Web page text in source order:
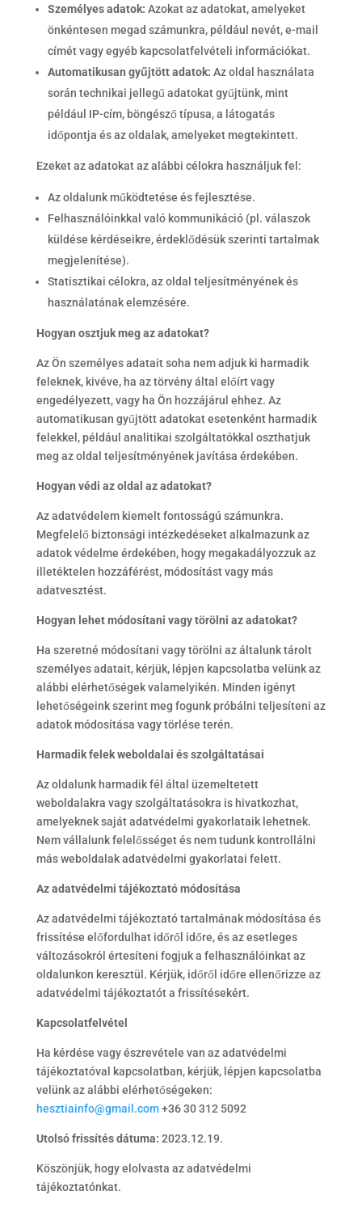
Személyes adatok: Azokat az adatokat, amelyeket
önkéntesen megad számunkra, például nevét, e-mail
címét vagy egyéb kapcsolatfelvételi információkat.
Automatikusan gyűjtött adatok: Az oldal használata
során technikai jellegű adatokat gyűjtünk, mint
például IP-cím, böngésző típusa, a látogatás
időpontja és az oldalak, amelyeket megtekintett.
Ezeket az adatokat az alábbi célokra használjuk fel:
Az oldalunk működtetése és fejlesztése.
Felhasználóinkkal való kommunikáció (pl. válaszok
küldése kérdéseikre, érdeklődésük szerinti tartalmak
megjelenítése).
Statisztikai célokra, az oldal teljesítményének és
használatának elemzésére.
Hogyan osztjuk meg az adatokat?
Az Ön személyes adatait soha nem adjuk ki harmadik
feleknek, kivéve, ha az törvény által előírt vagy
engedélyezett, vagy ha Ön hozzájárul ehhez. Az
automatikusan gyűjtött adatokat esetenként harmadik
felekkel, például analitikai szolgáltatókkal oszthatjuk
meg az oldal teljesítményének javítása érdekében.
Hogyan védi az oldal az adatokat?
Az adatvédelem kiemelt fontosságú számunkra.
Megfelelő biztonsági intézkedéseket alkalmazunk az
adatok védelme érdekében, hogy megakadályozzuk az
illetéktelen hozzáférést, módosítást vagy más
adatvesztést.
Hogyan lehet módosítani vagy törölni az adatokat?
Ha szeretné módosítani vagy törölni az általunk tárolt
személyes adatait, kérjük, lépjen kapcsolatba velünk az
alábbi elérhetőségek valamelyikén. Minden igényt
lehetőségeink szerint meg fogunk próbálni teljesíteni az
adatok módosítása vagy törlése terén.
Harmadik felek weboldalai és szolgáltatásai
Az oldalunk harmadik fél által üzemeltetett
weboldalakra vagy szolgáltatásokra is hivatkozhat,
amelyeknek saját adatvédelmi gyakorlataik lehetnek.
Nem vállalunk felelősséget és nem tudunk kontrollálni
más weboldalak adatvédelmi gyakorlatai felett.
Az adatvédelmi tájékoztató módosítása
Az adatvédelmi tájékoztató tartalmának módosítása és
frissítése előfordulhat időről időre, és az esetleges
változásokról értesíteni fogjuk a felhasználóinkat az
oldalunkon keresztül. Kérjük, időről időre ellenőrizze az
adatvédelmi tájékoztatót a frissítésekért.
Kapcsolatfelvétel
Ha kérdése vagy észrevétele van az adatvédelmi
tájékoztatóval kapcsolatban, kérjük, lépjen kapcsolatba
velünk az alábbi elérhetőségeken:
hesztiainfo@gmail.com+36 30 312 5092
Utolsó frissítés dátuma: 2023.12.19.
Köszönjük, hogy elolvasta az adatvédelmi
tájékoztatónkat.